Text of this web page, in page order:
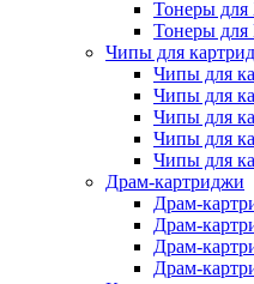
Тонеры для
Тонеры для
Чипы для
Чипы для
Чипы для
Чипы для
Чипы для
Чипы для
Драм-картриджи
Драм-
Драм-
Драм-
Драм-